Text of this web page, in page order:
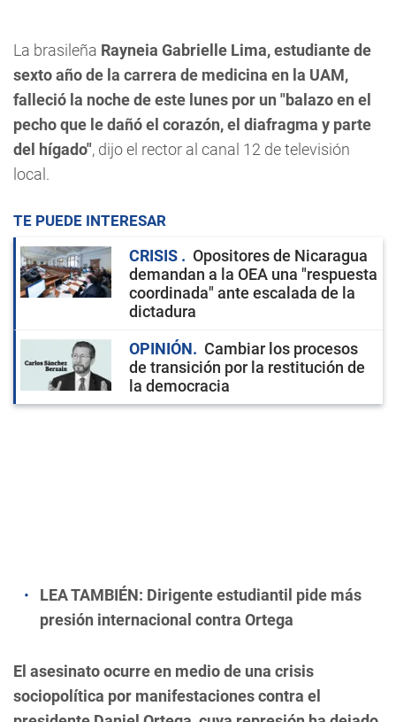
La brasileña Rayneia Gabrielle Lima, estudiante de
sexto año de la carrera de medicina en la UAM,
falleció la noche de este lunes por un "balazo en el
pecho que le dañó el corazón, el diafragma y parte
del hígado", dijo el rector al canal 12 de televisión
local.
TE PUEDE INTERESAR
CRISIS
Opositores de Nicaragua
demandan a la OEA una "respuesta
coordinada" ante escalada de la
dictadura
OPINIÓN
Cambiar los procesos
de transición por la restitución de
la democracia
LEA TAMBIÉN: Dirigente estudiantil pide más
presión internacional contra Ortega
El asesinato ocurre en medio de una crisis
sociopolítica por manifestaciones contra el